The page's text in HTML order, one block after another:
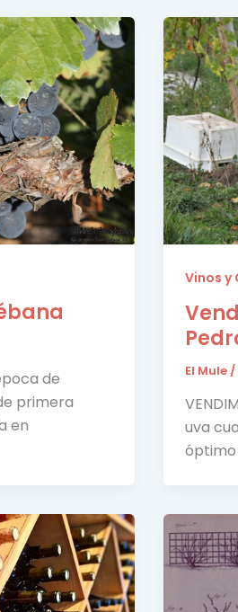
de
primera
en
Vinos y
El Mule/
uva
óptimo